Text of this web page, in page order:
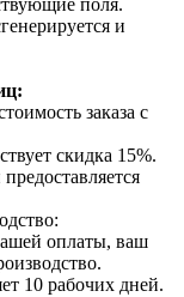
поля.
и
заказа с
скидка 15%.
оплаты, ваш
10 рабочих дней.